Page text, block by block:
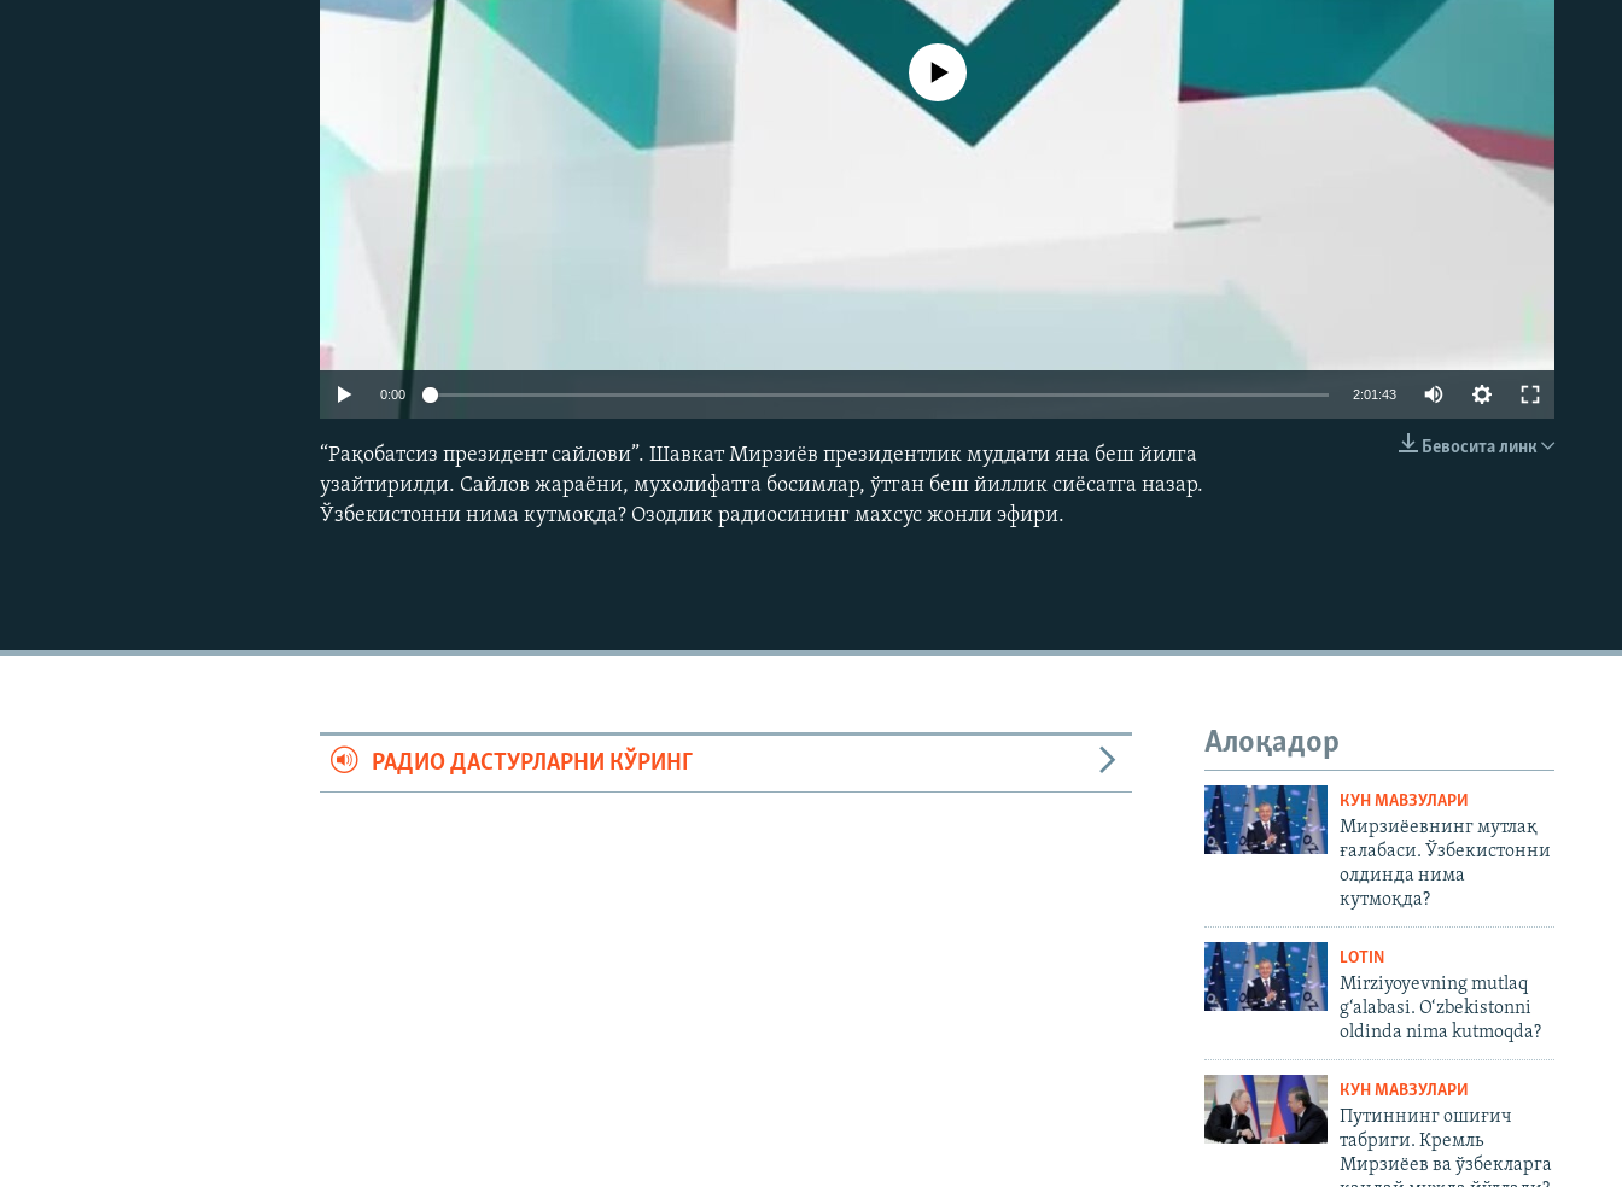
Айни дамда медиа-манба мавжуд эмас
0:00 2:01:43
Бевосита линк
“Рақобатсиз президент сайлови”. Шавкат Мирзиёв президентлик муддати яна беш йилга
узайтирилди. Сайлов жараёни, мухолифатга босимлар, ўтган беш йиллик сиёсатга назар.
Ўзбекистонни нима кутмоқда? Озодлик радиосининг махсус жонли эфири.
Алоқадор
КУН МАВЗУЛАРИ
Мирзиёевнинг мутлақ
ғалабаси. Ўзбекистонни
олдинда нима
кутмоқда?
LOTIN
Mirziyoyevning mutlaq
g‘alabasi. O‘zbekistonni
oldinda nima kutmoqda?
КУН МАВЗУЛАРИ
Путиннинг ошиғич
табриги. Кремль
Мирзиёев ва ўзбекларга
РАДИО ДАСТУРЛАРНИ КЎРИНГ